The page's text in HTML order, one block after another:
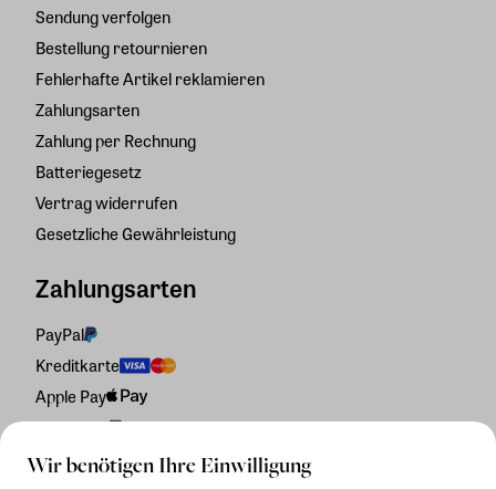
Wir benötigen Ihre Einwilligung
Sendung verfolgen
Bestellung retournieren
Fehlerhafte Artikel reklamieren
Zahlungsarten
Zahlung per Rechnung
Batteriegesetz
Vertrag widerrufen
Gesetzliche Gewährleistung
Zahlungsarten
PayPal
Kreditkarte
Apple Pay
Rechnung